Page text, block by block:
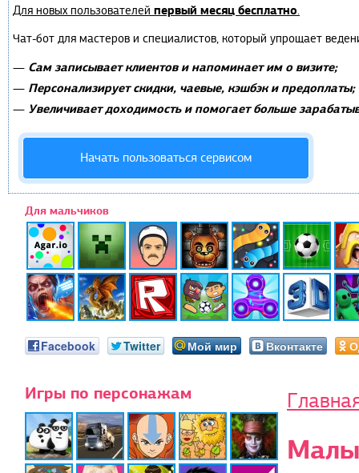
Для новых пользователей первый месяц бесплатно.
Чат-бот для мастеров и специалистов, который упрощает
— Сам записывает клиентов и напоминает им о визите;
— Персонализирует скидки, чаевые, кэшбэк и предоплаты;
— Увеличивает доходимость и помогает больше
Начать пользоваться сервисом
Для мальчиков
Facebook Twitter Мой мир Вконтакте
Игры по персонажам